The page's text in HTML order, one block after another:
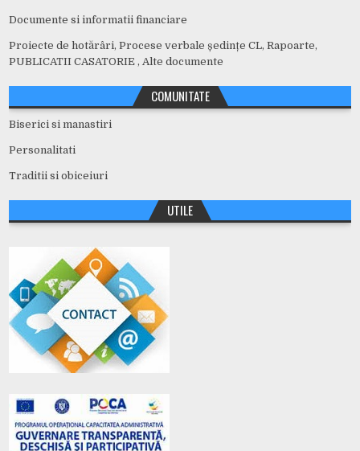
Documente si informatii financiare
Proiecte de hotărâri, Procese verbale ședințe CL, Rapoarte,
PUBLICATII CASATORIE , Alte documente
COMUNITATE
Biserici si manastiri
Personalitati
Traditii si obiceiuri
UTILE